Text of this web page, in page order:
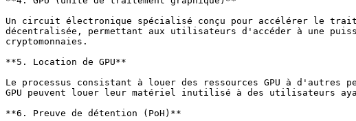
Un circuit électronique spécialisé conçu pour accélérer le
décentralisée, permettant aux utilisateurs d'accéder à une
cryptomonnaies.
**5. Location de GPU**
Le processus consistant à louer des ressources GPU à
GPU peuvent louer leur matériel inutilisé à des utilisateurs
**6. Preuve de détention (PoH)**